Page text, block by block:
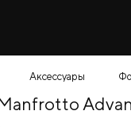
Аксессуары